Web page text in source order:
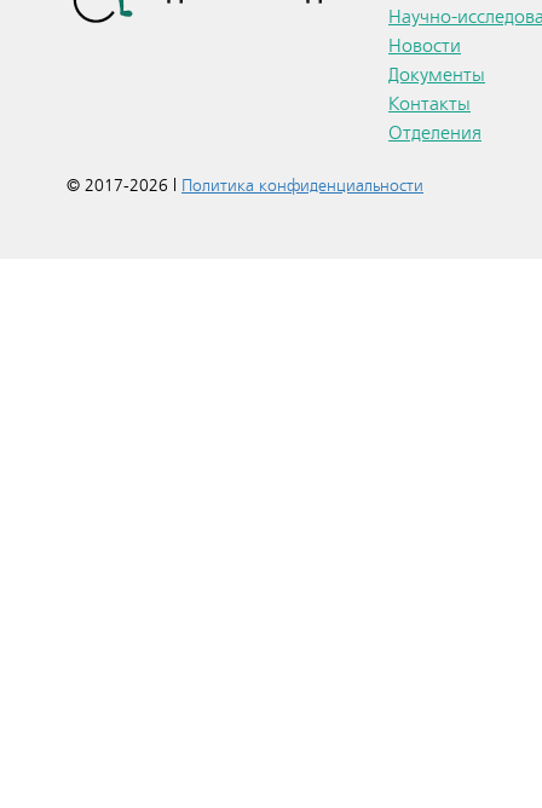
Научно-
Новости
Документы
Контакты
Отделения
© 2017-2026 | Политика конфиденциальности